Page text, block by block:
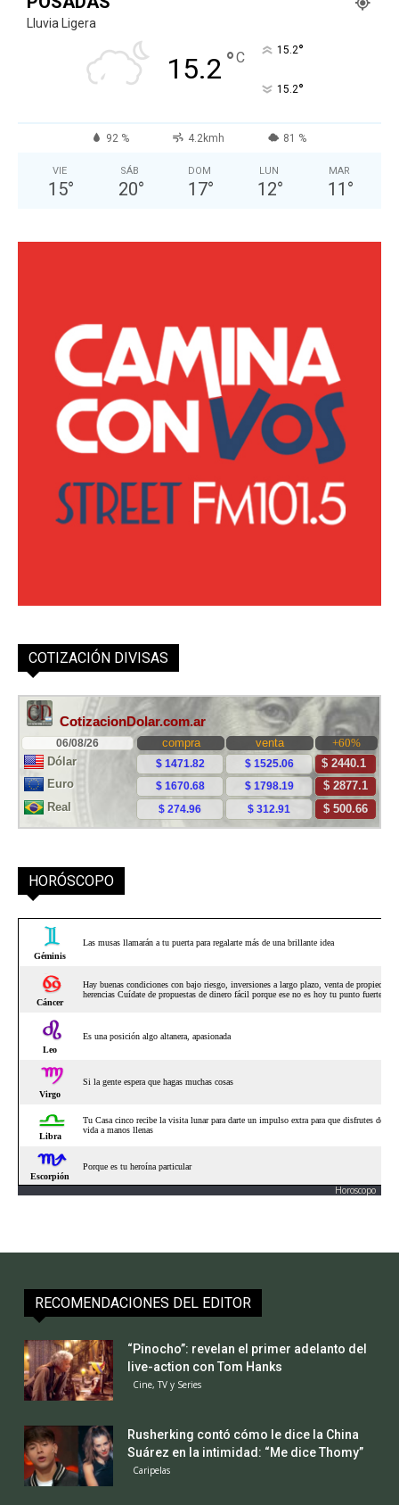
Lluvia Ligera
15.2 °C 15.2°
15.2°
92 % 4.2kmh 81 %
VIE
15°
SÁB
20°
DOM
17°
LUN
12°
MAR
11 °
COTIZACIÓN DIVISAS
HORÓSCOPO
Horoscopo
RECOMENDACIONES DEL EDITOR
“Pinocho”: revelan el primer adelanto del
live-action con Tom Hanks
Cine, TV y Series
Rusherking contó cómo le dice la China
Suárez en la intimidad: “Me dice Thomy”
Caripelas